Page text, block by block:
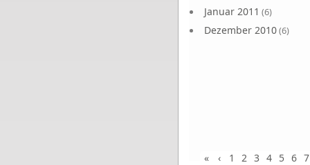
Januar 2011 (6)
Dezember 2010(6)
« ‹ 1 2 3 4 5 6 7